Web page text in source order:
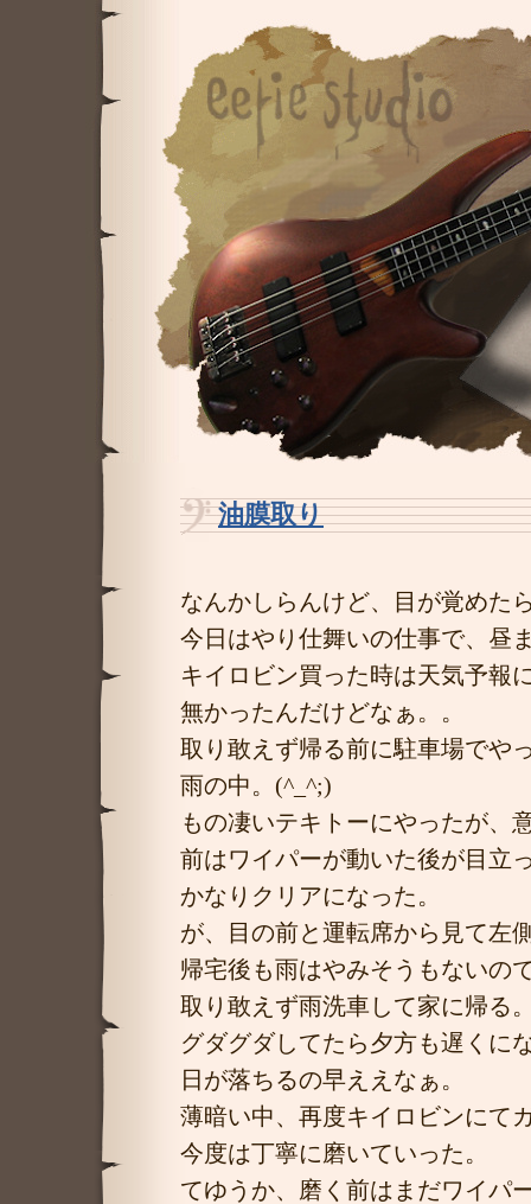
油膜取り―
なんかしらんけど、目が覚めた
今日はやり仕舞いの仕事で、昼
キイロビン買った時は天気予報
無かったんだけどなぁ。。
取り敢えず帰る前に駐車場でや
雨の中。(^_^;)
もの凄いテキトーにやったが、
前はワイパーが動いた後が目立
かなりクリアになった。
が、目の前と運転席から見て左
帰宅後も雨はやみそうもないの
取り敢えず雨洗車して家に帰る
グダグダしてたら夕方も遅くに
日が落ちるの早ええなぁ。
薄暗い中、再度キイロビンにて
今度は丁寧に磨いていった。
てゆうか、磨く前はまだワイパ